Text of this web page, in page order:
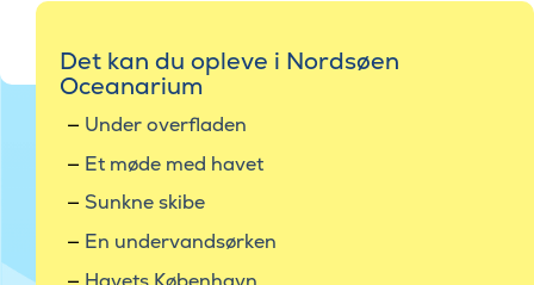
Det kan du opleve i Nordsøen
Oceanarium
Under overfladen
Et møde med havet
Sunkne skibe
En undervandsørken